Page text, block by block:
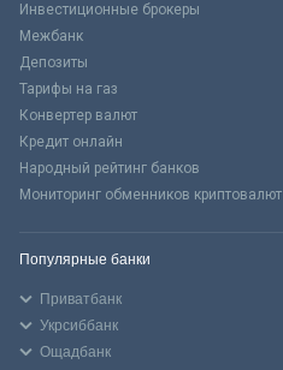
Инвестиционные брокеры
Межбанк
Депозиты
Тарифы на газ
Конвертер валют
Кредит онлайн
Народный рейтинг банков
Мониторинг обменников криптовалют
Популярные банки
Приватбанк
Укрсиббанк
Ощадбанк